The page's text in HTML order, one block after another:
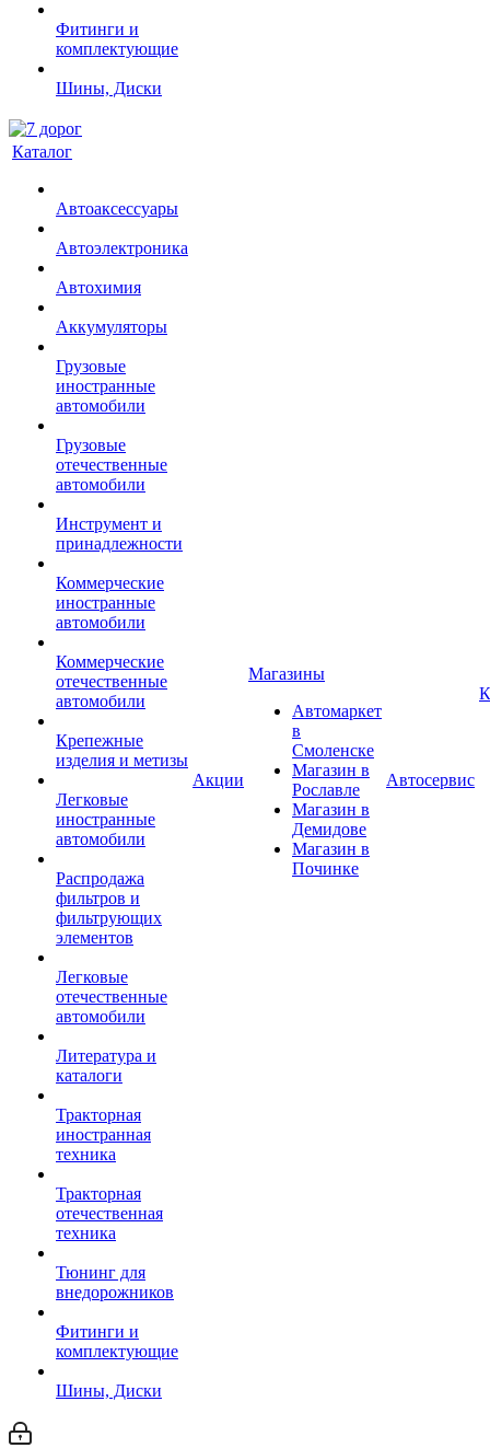
Фитинги и
комплектующие
Шины, Диски
Каталог
Автоаксессуары
Автоэлектроника
Автохимия
Аккумуляторы
Грузовые
иностранные
автомобили
Грузовые
отечественные
автомобили
Инструмент и
принадлежности
Коммерческие
иностранные
автомобили
Коммерческие
отечественные
автомобили
Крепежные
изделия и метизы
Легковые
иностранные
автомобили
Распродажа
фильтров и
фильтрующих
элементов
Легковые
отечественные
автомобили
Литература и
каталоги
Тракторная
иностранная
техника
Тракторная
отечественная
техника
Тюнинг для
внедорожников
Фитинги и
комплектующие
Шины, Диски
Акции
Магазины
Автомаркет
в
Смоленске
Магазин в
Рославле
Магазин в
Демидове
Магазин в
Починке
Автосервис